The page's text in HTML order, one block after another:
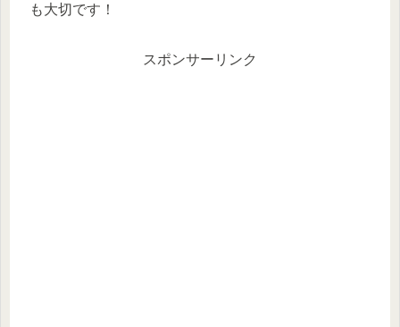
も大切です！
スポンサーリンク